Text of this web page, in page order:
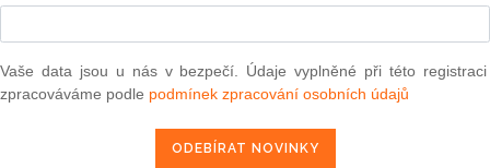
24. září 2008, č. j. 10 Cm 11/2007-61, v bodech I. a II.
zrušuje rozsudek Městského soudu v Praze ze dne
se ve zrušeném rozsahu vrací soudu prvního stupně k
podáním z 23. září 2008 (č. l. 52) se žalobce (V.p.
Vaše data jsou u nás v bezpečí. Údaje vyplněné při této registraci
zpracováváme podle podmínek zpracování osobních údajů